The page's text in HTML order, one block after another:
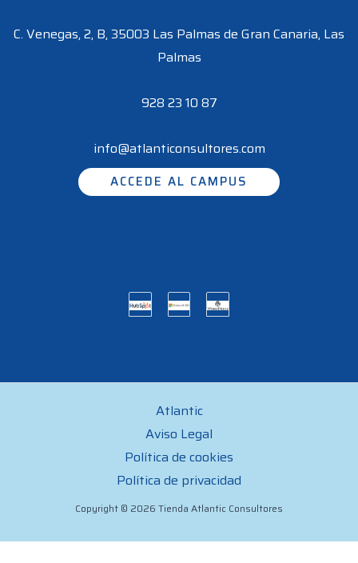
C. Venegas, 2, B, 35003 Las Palmas de Gran Canaria, Las
Palmas
928 23 10 87
info@atlanticonsultores.com
ACCEDE AL CAMPUS
Atlantic
Aviso Legal
Política de cookies
Política de privacidad
Copyright © 2026 Tienda Atlantic Consultores